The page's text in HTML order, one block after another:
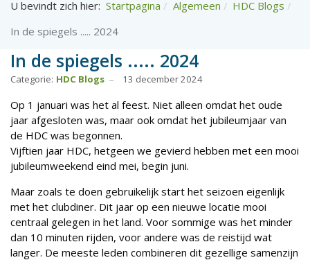
U bevindt zich hier: Startpagina Algemeen
HDC Blogs
In de spiegels ..... 2024
In de spiegels ..... 2024
Categorie: HDC Blogs 13 december 2024
Op 1 januari was het al feest. Niet alleen omdat het oude
jaar afgesloten was, maar ook omdat het jubileumjaar van
de HDC was begonnen.
Vijftien jaar HDC, hetgeen we gevierd hebben met een mooi
jubileumweekend eind mei, begin juni.
Maar zoals te doen gebruikelijk start het seizoen eigenlijk
met het clubdiner. Dit jaar op een nieuwe locatie mooi
centraal gelegen in het land. Voor sommige was het minder
dan 10 minuten rijden, voor andere was de reistijd wat
langer. De meeste leden combineren dit gezellige samenzijn